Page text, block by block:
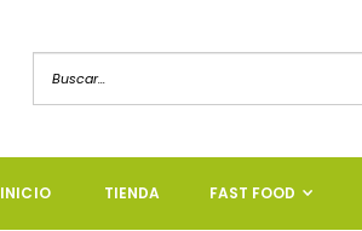
INICIO TIENDA FAST FOOD